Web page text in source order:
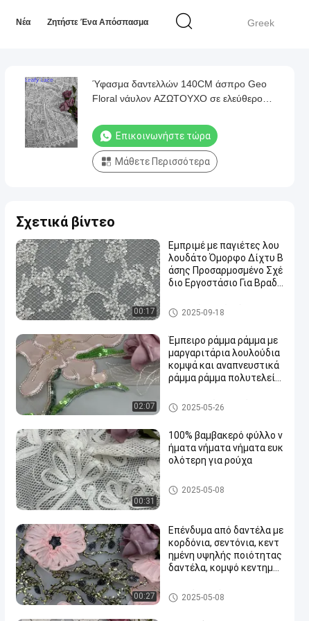
Greek
Νέα Ζητήστε Ένα Απόσπασμα
Ύφασμα δαντελλών 140CM άσπρο Geo
Floral νάυλον ΑΖΩΤΟΥΧΟ σε ελεύθερο
Επικοινωνήστε τώρα
Μάθετε Περισσότερα
Σχετικά βίντεο
00:17
Εμπριμέ με παγιέτες λου
λουδάτο Όμορφο Δίχτυ Β
άσης Προσαρμοσμένο Σχέ
διο Εργοστάσιο Για Βραδι
Κεντημένο τσέκι ύφασμα
2025-09-18
02:07
Έμπειρο ράμμα ράμμα με
μαργαριτάρια λουλούδια
κομψά και αναπνευστικά
ράμμα ράμμα πολυτελεία
Διακοσμημένο με χάντρες ύ
φασμα κεντητικής
2025-05-26
00:31
100% βαμβακερό φύλλο ν
ήματα νήματα νήματα ευκ
ολότερη για ρούχα
Σχοινόδετο ύφασμα δαντελ
λών
2025-05-08
00:27
Επένδυμα από δαντέλα με
κορδόνια, σεντόνια, κεντ
ημένη υψηλής ποιότητας
δαντέλα, κομψό κεντημέν
Σχοινόδετο ύφασμα δαντελ
λών
2025-05-08